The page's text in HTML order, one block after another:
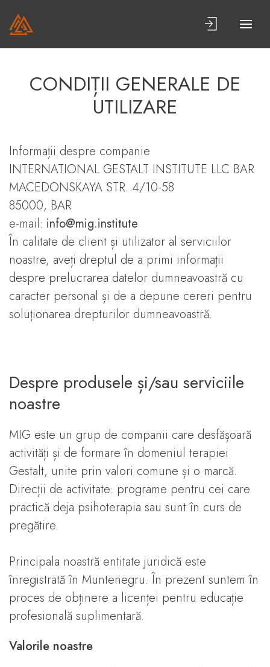
CONDIȚII GENERALE DE
UTILIZARE
Informații despre companie
INTERNATIONAL GESTALT INSTITUTE LLC BAR
MACEDONSKAYA STR. 4/10-58
85000, BAR
e-mail: info@mig.institute
În calitate de client și utilizator al serviciilor
noastre, aveți dreptul de a primi informații
despre prelucrarea datelor dumneavoastră cu
caracter personal și de a depune cereri pentru
soluționarea drepturilor dumneavoastră.
Despre produsele și/sau serviciile
noastre
MIG este un grup de companii care desfășoară
activități și de formare în domeniul terapiei
Gestalt, unite prin valori comune și o marcă.
Direcții de activitate: programe pentru cei care
practică deja psihoterapia sau sunt în curs de
pregătire.
Principala noastră entitate juridică este
înregistrată în Muntenegru. În prezent suntem în
proces de obținere a licenței pentru educație
profesională suplimentară.
Valorile noastre